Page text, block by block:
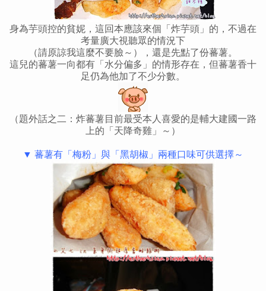
身為芋頭控的貧妮，這回本應該來個「炸芋頭」的，不過在
考量廣大視聽眾的情況下
（請原諒我這麼不要臉～），還是先點了份蕃薯。
這兒的蕃薯一向都有「水分偏多」的情形存在，但蕃薯香十
足仍為他加了不少分數。
（題外話之二：炸蕃薯目前最受本人喜愛的是輔大建國一路
上的「天降奇雞」～）
▼ 蕃薯有「梅粉」與「黑胡椒」兩種口味可供選擇～